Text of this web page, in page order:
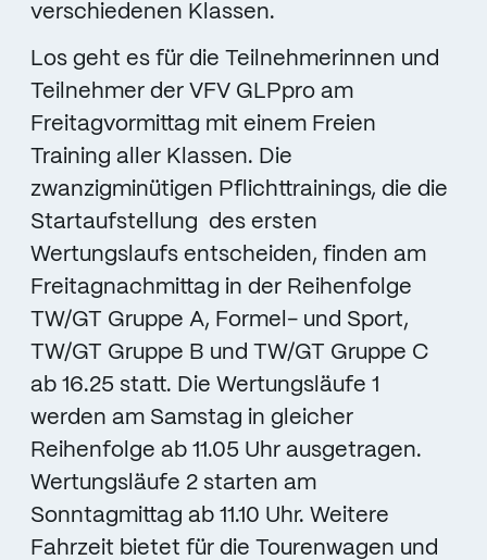
verschiedenen Klassen.
Los geht es für die Teilnehmerinnen und
Teilnehmer der VFV GLPpro am
Freitagvormittag mit einem Freien
Training aller Klassen. Die
zwanzigminütigen Pflichttrainings, die die
Startaufstellung des ersten
Wertungslaufs entscheiden, finden am
Freitagnachmittag in der Reihenfolge
TW/GT Gruppe A, Formel- und Sport,
TW/GT Gruppe B und TW/GT Gruppe C
ab 16.25 statt. Die Wertungsläufe 1
werden am Samstag in gleicher
Reihenfolge ab 11.05 Uhr ausgetragen.
Wertungsläufe 2 starten am
Sonntagmittag ab 11.10 Uhr. Weitere
Fahrzeit bietet für die Tourenwagen und